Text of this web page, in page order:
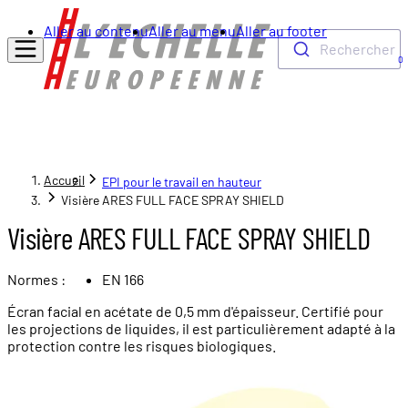
Aller au contenuAller au menuAller au footer
Rechercher
0
Accueil
EPI pour le travail en hauteur
Visière ARES FULL FACE SPRAY SHIELD
Visière ARES FULL FACE SPRAY SHIELD
Normes :
EN 166
Écran facial en acétate de 0,5 mm d'épaisseur. Certifié pour
les projections de liquides, il est particulièrement adapté à la
protection contre les risques biologiques.